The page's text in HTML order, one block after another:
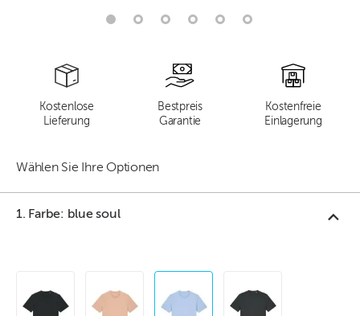
Kostenlose
Lieferung
Bestpreis
Garantie
Kostenfreie
Einlagerung
Wählen Sie Ihre Optionen
1. Farbe: blue soul